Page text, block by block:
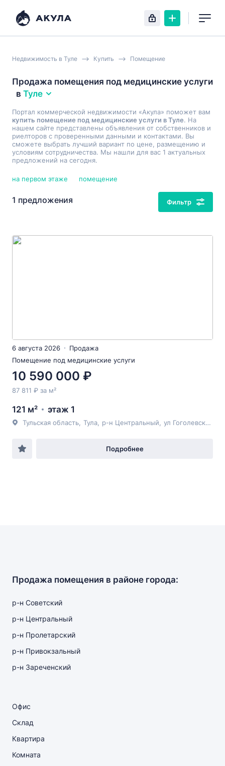
Недвижимость в Туле Купить Помещение
Продажа помещения под медицинские услуги
в Туле
Портал коммерческой недвижимости «Акула» поможет вам
купить помещение под медицинские услуги в Туле. На
нашем сайте представлены объявления от собственников и
риелторов с проверенными данными и контактами. Вы
сможете выбрать лучший вариант по цене, размещению и
условиям сотрудничества. Мы нашли для вас 1 актуальных
предложений на сегодня.
на первом этаже помещение
1 предложения Фильтр
6 августа 2026
Продажа
Помещение под медицинские услуги
10 590 000 ₽
87 811 ₽ за м²
121 м² этаж 1
Тульская область Тула р-н Центральный ул Гоголевская
Подробнее
Продажа помещения в районе города:
р-н Советский
р-н Центральный
р-н Пролетарский
р-н Привокзальный
р-н Зареченский
Офис
Склад
Квартира
Комната